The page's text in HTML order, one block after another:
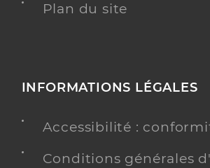
Plan du site
INFORMATIONS LÉGALES
Accessibilité :
Conditions générales